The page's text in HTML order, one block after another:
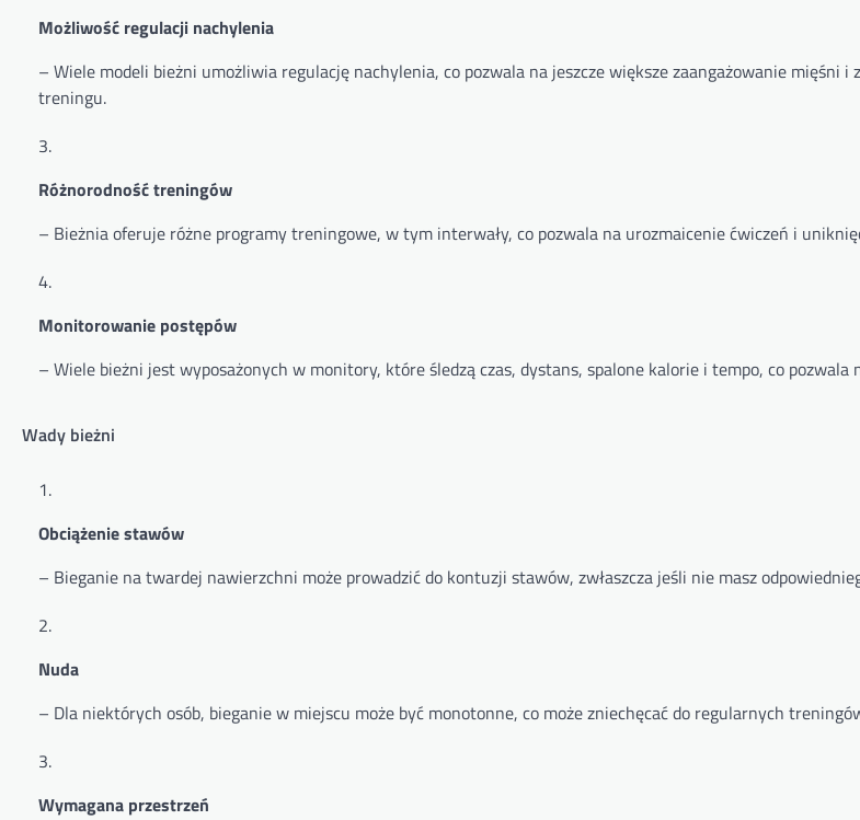
Możliwość regulacji nachylenia
– Wiele modeli bieżni umożliwia regulację nachylenia, co pozwala na jeszcze większe zaangażowanie mięśni
treningu.
Różnorodność treningów
– Bieżnia oferuje różne programy treningowe, w tym interwały, co pozwala na urozmaicenie ćwiczeń i
Monitorowanie postępów
– Wiele bieżni jest wyposażonych w monitory, które śledzą czas, dystans, spalone kalorie i tempo, co
Wady bieżni
Obciążenie stawów
– Bieganie na twardej nawierzchni może prowadzić do kontuzji stawów, zwłaszcza jeśli nie masz
Nuda
– Dla niektórych osób, bieganie w miejscu może być monotonne, co może zniechęcać do regularnych
Wymagana przestrzeń